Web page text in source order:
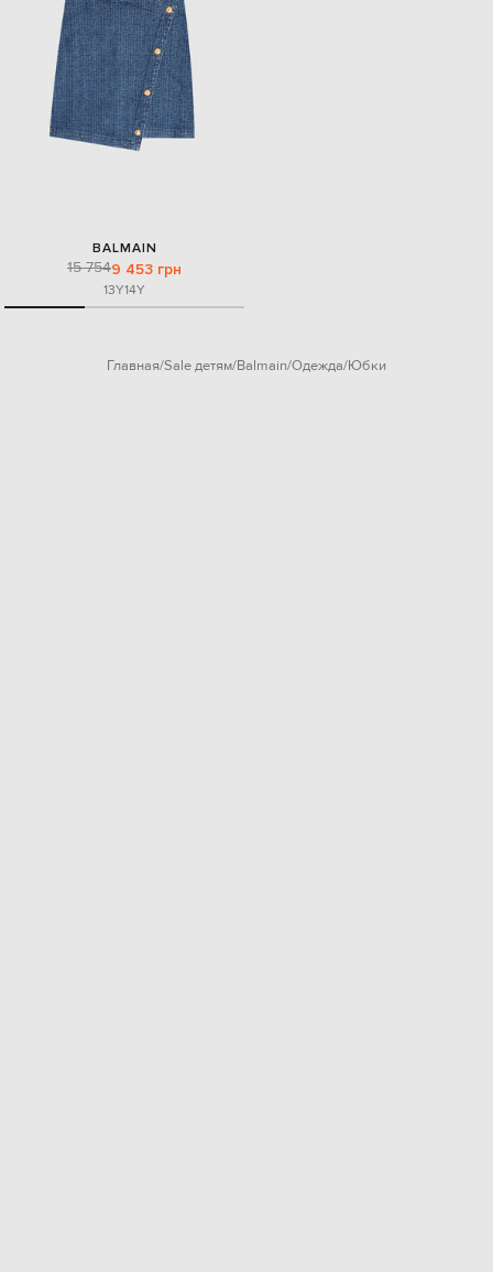
BALMAIN
15 7549 453 грн
13Y14Y
Главная Sale детям Balmain Одежда Юбки